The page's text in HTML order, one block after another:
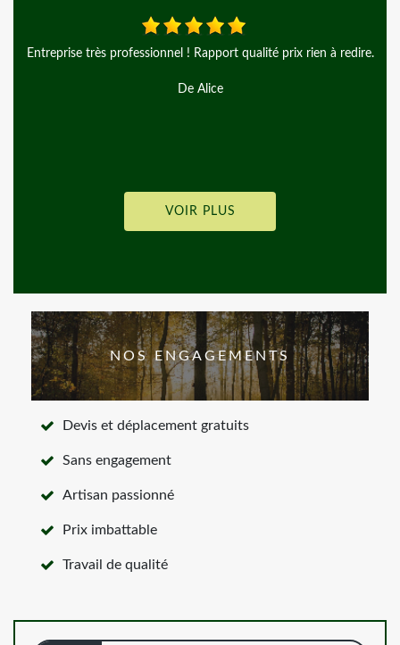
! Rapport qualité prix rien à redire.
Merci à Monsieur
VOIR PLUS
NOS ENGAGEMENTS
Devis et déplacement gratuits
Sans engagement
Artisan passionné
Prix imbattable
Travail de qualité